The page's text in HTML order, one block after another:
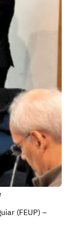
(FEUP) –